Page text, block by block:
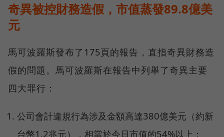
奇異被控財務造假，市值蒸發89.8億美
元
馬可波羅斯發布了175頁的報告，直指奇異財務造
假的問題。馬可波羅斯在報告中列舉了奇異主要
四大罪行：
公司會計違規行為涉及金額高達380億美元（約新
台幣1.2兆元），相當於今日市值的54%以上；